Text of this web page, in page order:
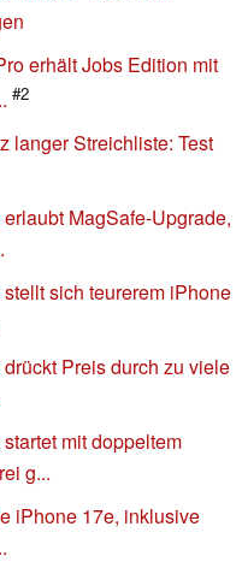
erhält Jobs Edition mit
#2
langer Streichliste: Test
MagSafe-Upgrade,
sich teurerem iPhone
Preis durch zu viele
mit doppeltem
g...
iPhone 17e, inklusive